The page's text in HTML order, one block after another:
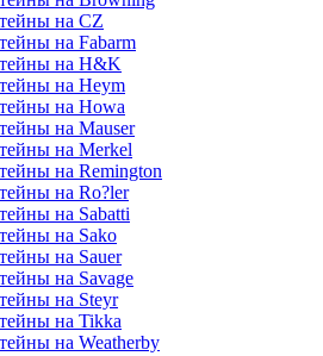
на CZ
на Fabarm
на H&K
на Heym
на Howa
на Mauser
на Merkel
на Remington
на Ro?ler
на Sabatti
на Sako
на Sauer
на Savage
на Steyr
на Tikka
на Weatherby